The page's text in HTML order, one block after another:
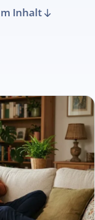
Inhalt